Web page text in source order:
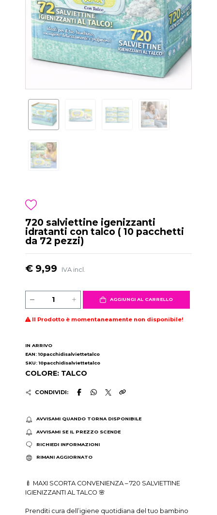
720 salviettine igenizzanti
idratanti con talco ( 10 pacchetti
da 72 pezzi)
€ 9,99 IVA incl.
AGGIUNGI AL CARRELLO
Il Prodotto è momentaneamente non disponibile!
IN ARRIVO
EAN: 10pacchidisalviettetalco
SKU: 10pacchidisalviettetalco
COLORE: TALCO
CONDIVIDI:
AVVISAMI QUANDO TORNA DISPONIBILE
AVVISAMI SE IL PREZZO SCENDE
RICHIEDI INFORMAZIONI
RIMANI AGGIORNATO
🍼 MAXI SCORTA CONVENIENZA – 720 SALVIETTINE
IGIENIZZANTI AL TALCO 🌸
Prenditi cura dell’igiene quotidiana del tuo bambino